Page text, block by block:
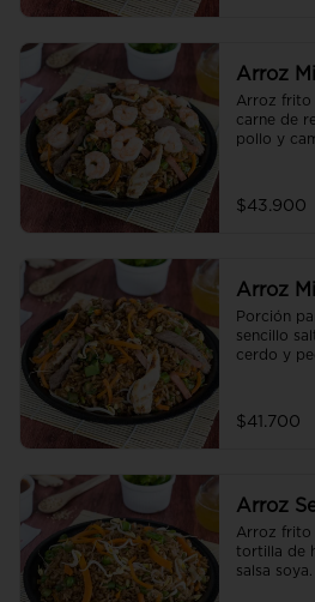
Arroz
Arroz frito
carne de
pollo y
$43.900
Arroz
Porción
sencillo
cerdo y
$41.700
Arroz
Arroz frito
tortilla de
salsa